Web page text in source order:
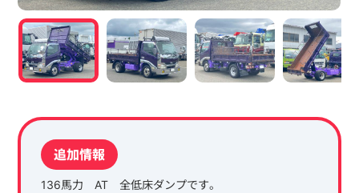
追加情報
136馬力 AT 全低床ダンプです。